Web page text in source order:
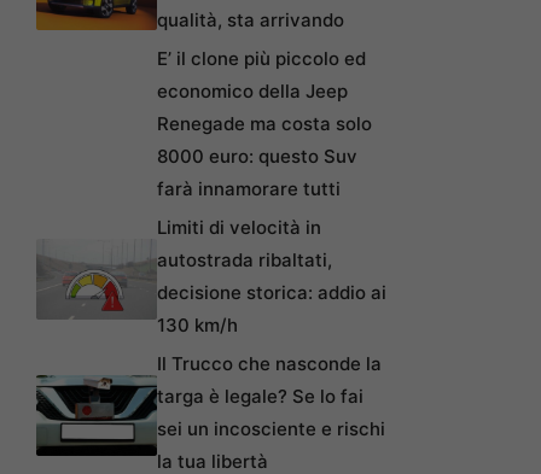
qualità, sta arrivando
E’ il clone più piccolo ed
economico della Jeep
Renegade ma costa solo
8000 euro: questo Suv
farà innamorare tutti
Limiti di velocità in
autostrada ribaltati,
decisione storica: addio ai
130 km/h
Il Trucco che nasconde la
targa è legale? Se lo fai
sei un incosciente e rischi
la tua libertà